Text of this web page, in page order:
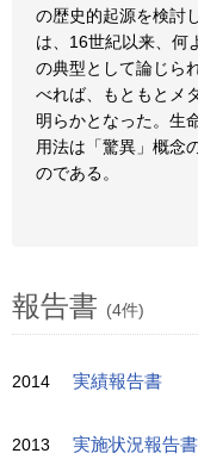
の歴史的起源を検討
は、16世紀以来、何
の典型として論じら
べれば、もともとメ
明らかとなった。生
用法は「驚異」概念
のである。
報告書 (4件)
2014 実績報告書
2013 実施状況報告書